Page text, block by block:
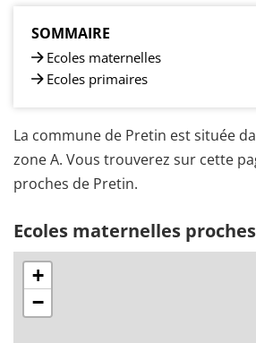
SOMMAIRE
Ecoles maternelles
Ecoles primaires
La commune de Pretin est située
zone A. Vous trouverez sur cette
proches de Pretin.
Ecoles maternelles
+
−